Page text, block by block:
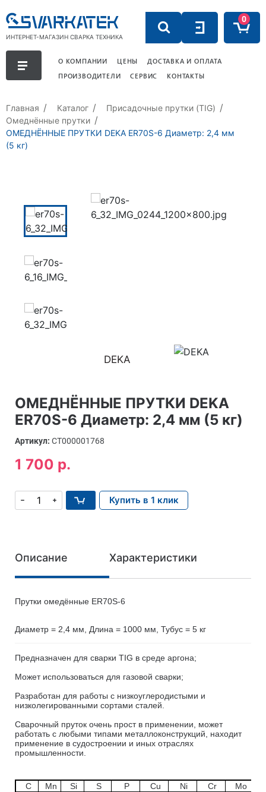
ИНТЕРНЕТ-МАГАЗИН СВАРКА ТЕХНИКА
0
О КОМПАНИИ ЦЕНЫ
ДОСТАВКА И ОПЛАТА
ПРОИЗВОДИТЕЛИ
СЕРВИС КОНТАКТЫ
Главная Каталог
Присадочные прутки (TIG)
Омеднённые прутки
ОМЕДНЁННЫЕ ПРУТКИ DEKA ER70S-6 Диаметр: 2,4 мм
(5 кг)
DEKA
ОМЕДНЁННЫЕ ПРУТКИ DEKA
ER70S-6 Диаметр: 2,4 мм (5 кг)
Артикул: СТ000001768
1 700 р.
Купить в 1 клик
Описание Характеристики
Прутки омедённые ER70S-6
Диаметр = 2,4 мм, Длина = 1000 мм, Тубус = 5 кг
Предназначен для сварки TIG в среде аргона;
Может использоваться для газовой сварки;
Разработан для работы с низкоуглеродистыми и
низколегированными сортами сталей.
Сварочный пруток очень прост в применении, может
работать с любыми типами металлоконструкций, находит
применение в судостроении и иных отраслях
промышленности.
C Mn Si S P Cu Ni Cr
Mo